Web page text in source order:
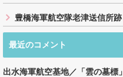
豊橋海軍航空隊老津送信所跡
最近のコメント
出水海軍航空基地／「雲の墓標」